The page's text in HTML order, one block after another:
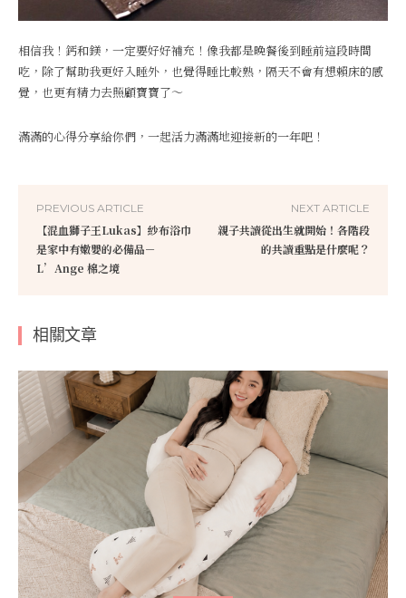
相信我！鈣和鎂，一定要好好補充！像我都是晚餐後到睡前這段時間
吃，除了幫助我更好入睡外，也覺得睡比較熟，隔天不會有想賴床的感
覺，也更有精力去照顧寶寶了～
滿滿的心得分享給你們，一起活力滿滿地迎接新的一年吧！
PREVIOUS ARTICLE
【混血獅子王Lukas】紗布浴巾
是家中有嫩嬰的必備品－
L’Ange 棉之境
NEXT ARTICLE
親子共讀從出生就開始！各階段
的共讀重點是什麼呢？
相關文章